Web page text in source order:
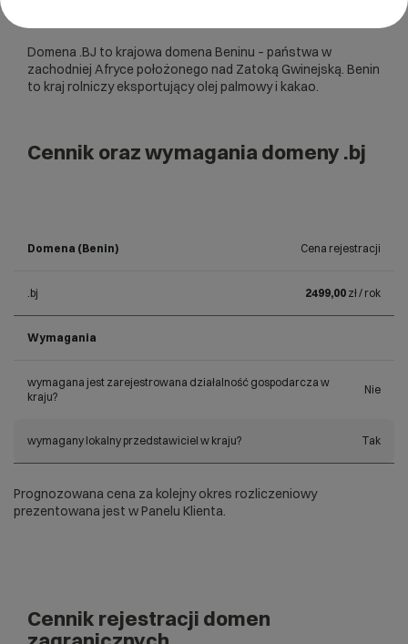
Domena .BJ to krajowa domena Beninu – państwa w
zachodniej Afryce położonego nad Zatoką Gwinejską. Benin
to kraj rolniczy eksportujący olej palmowy i kakao.
Cennik oraz wymagania domeny .bj
Domena (Benin) Cena rejestracji
.bj 2499,00 zł / rok
Wymagania
wymagana jest zarejestrowana działalność gospodarcza w
kraju?
Nie
wymagany lokalny przedstawiciel w kraju? Tak
Prognozowana cena za kolejny okres rozliczeniowy
prezentowana jest w Panelu Klienta.
Cennik rejestracji domen